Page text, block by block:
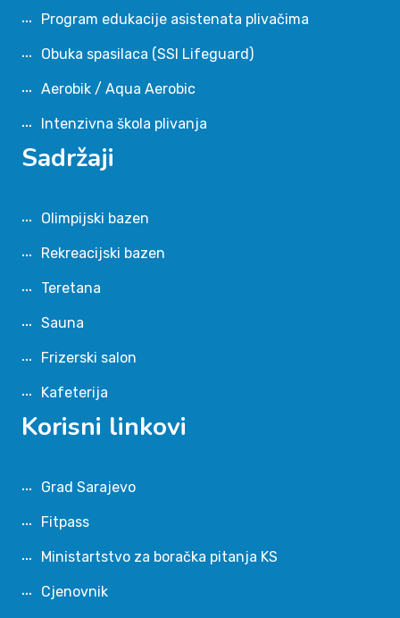
Program edukacije asistenata plivačima
Obuka spasilaca (SSI Lifeguard)
Aerobik / Aqua Aerobic
Intenzivna škola plivanja
Sadržaji
Olimpijski bazen
Rekreacijski bazen
Teretana
Sauna
Frizerski salon
Kafeterija
Korisni linkovi
Grad Sarajevo
Fitpass
Ministartstvo za boračka pitanja KS
Cjenovnik